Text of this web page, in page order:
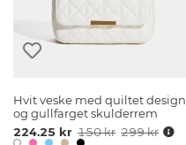
Hvit veske med quiltet design
og gullfarget skulderrem
224.25 kr 150 kr 299 kr